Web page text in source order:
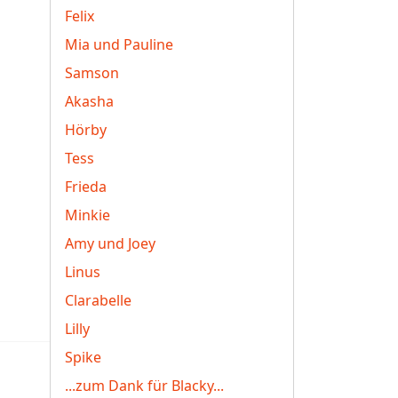
Felix
Mia und Pauline
Samson
Akasha
Hörby
Tess
Frieda
Minkie
Amy und Joey
Linus
Clarabelle
Lilly
Spike
...zum Dank für Blacky...